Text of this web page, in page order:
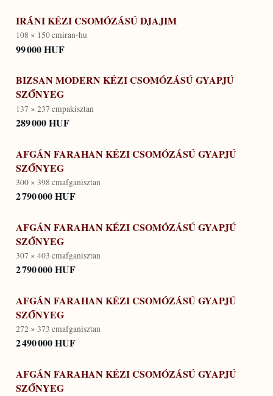
IRÁNI KÉZI CSOMÓZÁSÚ DJAJIM
108 × 150 cmiran-hu
99 000 HUF
BIZSAN MODERN KÉZI CSOMÓZÁSÚ GYAPJÚ
SZŐNYEG
137 × 237 cmpakisztan
289 000 HUF
AFGÁN FARAHAN KÉZI CSOMÓZÁSÚ GYAPJÚ
SZŐNYEG
300 × 398 cmafganisztan
2 790 000 HUF
AFGÁN FARAHAN KÉZI CSOMÓZÁSÚ GYAPJÚ
SZŐNYEG
307 × 403 cmafganisztan
2 790 000 HUF
AFGÁN FARAHAN KÉZI CSOMÓZÁSÚ GYAPJÚ
SZŐNYEG
272 × 373 cmafganisztan
2 490 000 HUF
AFGÁN FARAHAN KÉZI CSOMÓZÁSÚ GYAPJÚ
SZŐNYEG